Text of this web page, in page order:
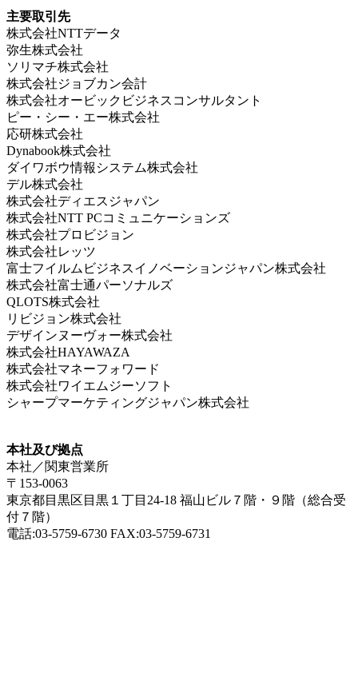
主要取引先
株式会社NTTデータ
弥生株式会社
ソリマチ株式会社
株式会社ジョブカン会計
株式会社オービックビジネスコンサルタント
ピー・シー・エー株式会社
応研株式会社
Dynabook株式会社
ダイワボウ情報システム株式会社
デル株式会社
株式会社ディエスジャパン
株式会社NTT PCコミュニケーションズ
株式会社プロビジョン
株式会社レッツ
富士フイルムビジネスイノベーションジャパン株式会社
株式会社富士通パーソナルズ
QLOTS株式会社
リビジョン株式会社
デザインヌーヴォー株式会社
株式会社HAYAWAZA
株式会社マネーフォワード
株式会社ワイエムジーソフト
シャープマーケティングジャパン株式会社
本社及び拠点
本社／関東営業所
〒153-0063
東京都目黒区目黒１丁目24-18 福山ビル７階・９階（総合受
付７階）
電話:03-5759-6730 FAX:03-5759-6731